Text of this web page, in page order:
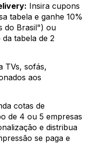
Insira cupons
tabela e ganhe 10%
do Brasil") ou
tabela de 2
TVs, sofás,
aos
cotas de
de 4 ou 5 empresas
e distribua
se paga e